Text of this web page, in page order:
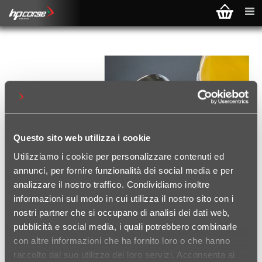
Questo sito web utilizza i cookie
Utilizziamo i cookie per personalizzare contenuti ed
annunci, per fornire funzionalità dei social media e per
analizzare il nostro traffico. Condividiamo inoltre
informazioni sul modo in cui utilizza il nostro sito con i
nostri partner che si occupano di analisi dei dati web,
pubblicità e social media, i quali potrebbero combinarle
con altre informazioni che ha fornito loro o che hanno
raccolto dal suo utilizzo dei loro servizi. Acconsenta ai
CATALOGO SPECIAL PARTS